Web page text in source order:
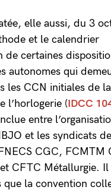
elle aussi, du 3
et le calendrier
de certaines
autonomes qui
les CCN initiales de
l’horlogerie (IDCC
entre
et les syndicats
CGC, FCMTM
CFTC Métallurgie. Il
que la convention